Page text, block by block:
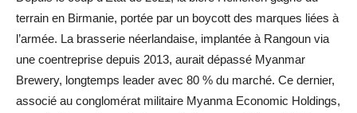
terrain en Birmanie, portée par un boycott des marques liées à
l’armée. La brasserie néerlandaise, implantée à Rangoun via
une coentreprise depuis 2013, aurait dépassé Myanmar
Brewery, longtemps leader avec 80 % du marché. Ce dernier,
associé au conglomérat militaire Myanma Economic Holdings,